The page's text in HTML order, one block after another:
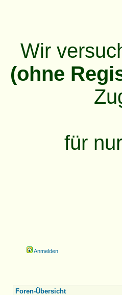
Wir
(ohne
für nur
Anmelden
Foren-Übersicht